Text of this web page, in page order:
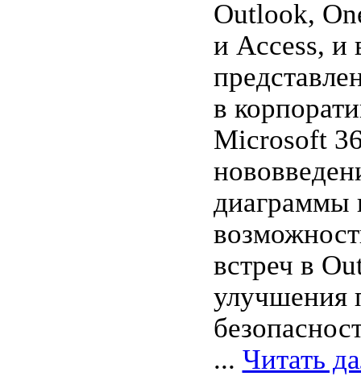
Outlook,
и Access, и
в
Microsoft
диаграммы
встреч в
улучшения
... Читать